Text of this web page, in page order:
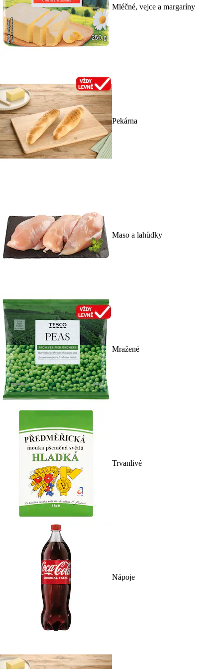
Mléčné, vejce a margaríny
Pekárna
Maso a lahůdky
Mražené
Trvanlivé
Nápoje